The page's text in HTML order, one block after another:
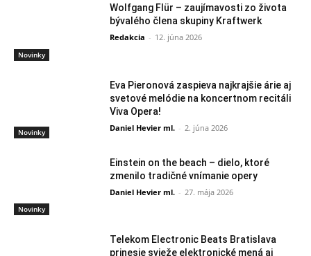
Novinky
Wolfgang Flür – zaujímavosti zo života
bývalého člena skupiny Kraftwerk
Redakcia - 12. júna 2026
Novinky
Eva Pieronová zaspieva najkrajšie árie aj
svetové melódie na koncertnom recitáli
Viva Opera!
Daniel Hevier ml. - 2. júna 2026
Novinky
Einstein on the beach – dielo, ktoré
zmenilo tradičné vnímanie opery
Daniel Hevier ml. - 27. mája 2026
Telekom Electronic Beats Bratislava
prinesie svieže elektronické mená aj